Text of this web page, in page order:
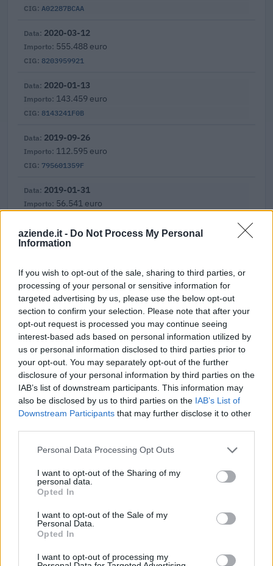
aziende.it - Do Not Process My Personal
Information
If you wish to opt-out of the sale, sharing to third parties, or
processing of your personal or sensitive information for
targeted advertising by us, please use the below opt-out
section to confirm your selection. Please note that after your
opt-out request is processed you may continue seeing
interest-based ads based on personal information utilized by
us or personal information disclosed to third parties prior to
your opt-out. You may separately opt-out of the further
disclosure of your personal information by third parties on the
IAB’s list of downstream participants. This information may
also be disclosed by us to third parties on the IAB’s List of
Downstream Participants that may further disclose it to other
Personal Data Processing Opt Outs
I want to opt-out of the Sharing of my
personal data.
Opted In
I want to opt-out of the Sale of my
Personal Data.
Opted In
I want to opt-out of processing my
A02287BCAA
8203959921
2020-03-12
555.488 euro
8143241F0B
2020-01-13
143.459 euro
795601359F
2019-09-26
112.595 euro
2019-01-31
56.541 euro
76488563A6
2018-11-07
7285313E76
2018-02-22
135.573 euro
696794521E
2017-04-20
737.351 euro
Fonte: ANAC – Banca Dati Nazionale Contratti Pubblici(Open Data,
licenza CC BY-SA 4.0). Ogni CIG e' verificabile sul portale ANAC.
Aiuti di Stato e contributi pubblici
Mazzimpianti Srl risulta beneficiaria di 5 aiuti o contributi
2025-02-17
disabilità